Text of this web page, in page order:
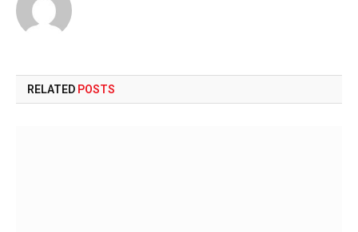
RELATED POSTS